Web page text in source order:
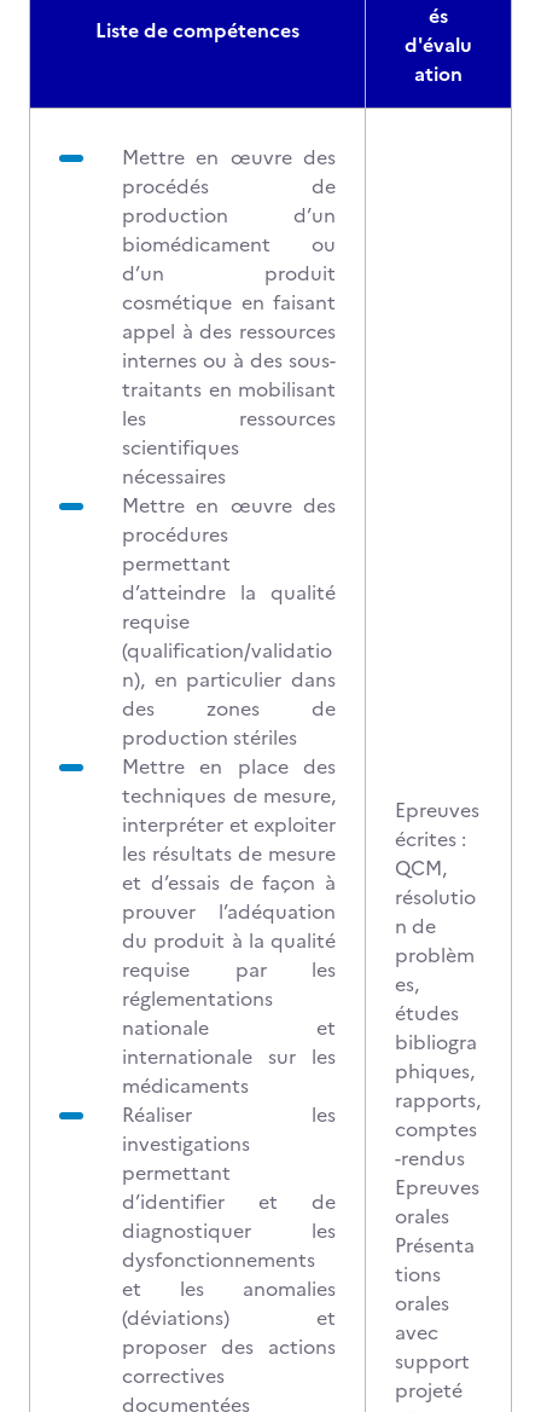
Liste de compétences
és
d'évalu
ation
Mettre en œuvre des
procédés de
production d’un
biomédicament ou
d’un produit
cosmétique en faisant
appel à des ressources
internes ou à des sous-
traitants en mobilisant
les ressources
scientifiques
nécessaires
Mettre en œuvre des
procédures
permettant
d’atteindre la qualité
requise
(qualification/validatio
n), en particulier dans
des zones de
production stériles
Mettre en place des
techniques de mesure,
interpréter et exploiter
les résultats de mesure
et d’essais de façon à
prouver l’adéquation
du produit à la qualité
requise par les
réglementations
nationale et
internationale sur les
médicaments
Réaliser les
investigations
permettant
d’identifier et de
diagnostiquer les
dysfonctionnements
et les anomalies
(déviations) et
proposer des actions
correctives
documentées
Epreuves
écrites :
QCM,
résolutio
n de
problèm
es,
études
bibliogra
phiques,
rapports,
comptes
-rendus
Epreuves
orales
Présenta
tions
orales
avec
support
projeté